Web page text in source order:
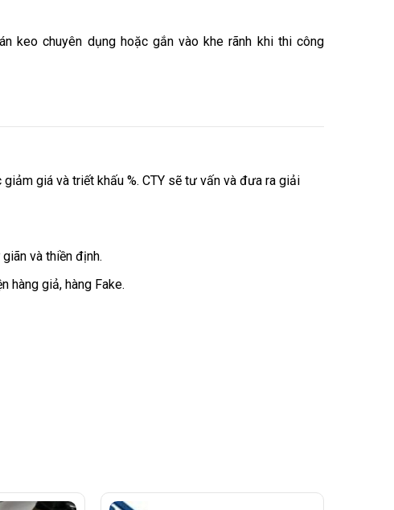
keo chuyên dụng hoặc gắn vào khe rãnh khi thi công
giá và triết khấu %. CTY sẽ tư vấn và đưa ra giải
và thiền định.
hàng giả, hàng Fake.